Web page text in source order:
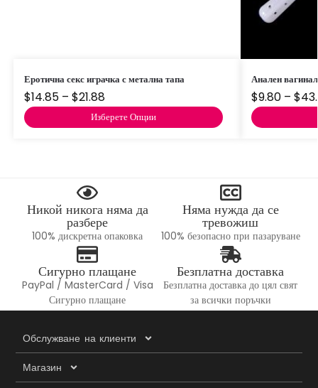
Еротична секс играчка с метална тапа
$14.85 – $21.88
Изберете Опции
Анален
$9.80 – $
Никой никога няма да
разбере
100% дискретна опаковка
Няма нужда да се
тревожиш
100% безопасно при пазаруване
Сигурно плащане
PayPal / MasterCard / Visa
Сигурно плащане
Безплатна доставка
Безплатна доставка до цял свят
за всички поръчки
Обслужване на клиенти
Магазин